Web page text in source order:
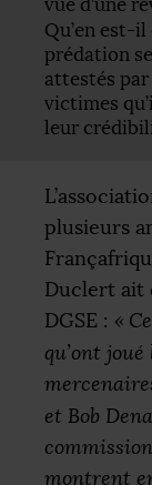
vue d’une
Qu’en est-
prédation
attestés
victimes
leur
plusieurs
Duclert ait
DGSE : «
qu’ont
et Bob
montrent